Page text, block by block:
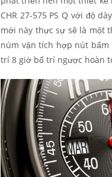
CHR 27-575 PS Q với độ
mới này thực sự sẽ là một
núm vặn tích hợp nút
trí 8 giờ bố trí ngược hoàn